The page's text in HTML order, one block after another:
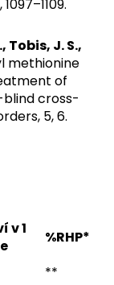
Tobis, J. S.,
methionine
of
cross-
5, 6.
v 1
%RHP*
**